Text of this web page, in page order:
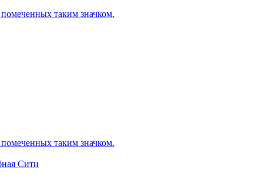
таким значком.
таким значком.
Сити